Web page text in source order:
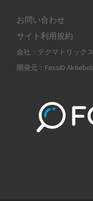
お問い合わせ
サイト利用規約
会社：テクマトリック
開発元：FossID